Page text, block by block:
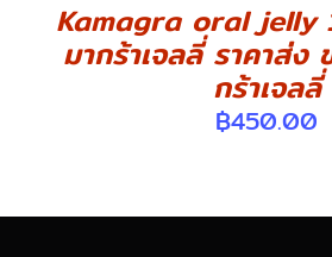
Kamagra oral jelly
มากร้าเจลลี่ ราคาส่ง
กร้าเจลลี่
฿450.00